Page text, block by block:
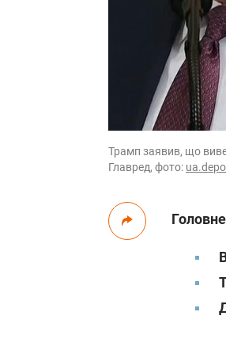
Трамп заявив, що
Главред, фото: